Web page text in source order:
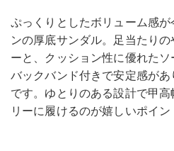
ぷっくりとしたボリューム感
ンの厚底サンダル。足当たり
ーと、クッション性に優れたソ
バックバンド付きで安定感が
です。ゆとりのある設計で甲
リーに履けるのが嬉しいポイン